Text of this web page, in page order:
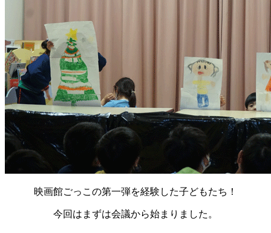
映画館ごっこの第一弾を経験した子どもたち！
今回はまずは会議から始まりました。